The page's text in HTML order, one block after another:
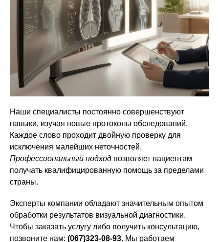
Наши специалисты постоянно совершенствуют
навыки, изучая новые протоколы обследований.
Каждое слово проходит двойную проверку для
исключения малейших неточностей.
Профессиональный подход позволяет пациентам
получать квалифицированную помощь за пределами
страны.
Эксперты компании обладают значительным опытом
обработки результатов визуальной диагностики.
Чтобы заказать услугу либо получить консультацию,
позвоните нам: (067)323-08-93. Мы работаем